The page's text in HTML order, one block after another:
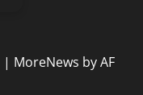
| MoreNews by AF